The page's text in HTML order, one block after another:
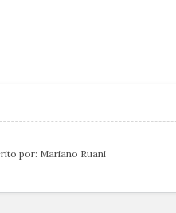
por: Mariano Ruani